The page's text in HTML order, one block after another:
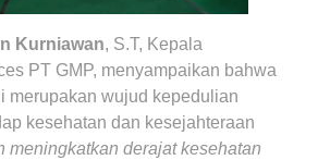
Kurniawan, S.T, Kepala
PT GMP, menyampaikan bahwa
merupakan wujud kepedulian
kesehatan dan kesejahteraan
meningkatkan derajat kesehatan